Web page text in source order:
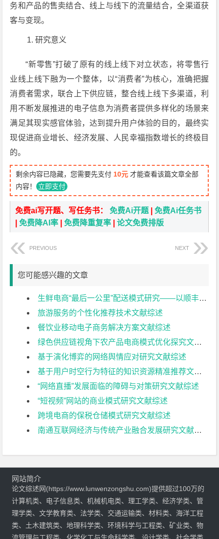
务和产品的售卖结合、线上与线下的流量结合，全渠道获
客与变现。
研究意义
“新零售”打破了原有的线上线下对立状态，将零售行
业线上线下融为一个整体，以“消费者”为核心，准确把握
消费者需求，联合上下供应链，整合线上线下多渠道，利
用不断发展推进的电子信息为消费者提供多样化的场景来
满足其现实感官体验，达到提升用户体验的目的，最终实
现促进商业增长、经济发展、人民幸福指数增长的终极目
的。
剩余内容已隐藏，您需要先支付 10元 才能查看该篇文章全部
内容！ 立即支付
免费ai写开题、写任务书：免费Ai开题 |免费Ai任务书
|免费降AI率 |免费降重复率 |论文免费排版
PREVIOUS NEXT
您可能感兴趣的文章
生鲜电商“最后一公里”配送模式研究——以顺丰优选为例文献综述
旅游服务的个性化推荐技术文献综述
餐饮业移动电子商务解决方案文献综述
绿色供应链视角下农产品电商模式优化探究文献综述
基于演化博弈的网络舆情应对研究文献综述
基于用户时空行为特征的知识资源精准推荐文献综述
“网络直播”发展面临的障碍与对策研究文献综述
“短视频”网站的商业模式研究文献综述
跨境电商的保税仓储模式研究文献综述
南通互联网经济与传统产业融合发展研究文献综述
网站简介
论文综述网(https://www.lunwenzongshu.com)提供超过100万的
计算机类、电子信息类、机械机电类、理工学类、经济学类、管
理学类、文学教育类、法学类、交通运输类、材料类、海洋工程
类、土木建筑类、地理科学类、环境科学与工程类、矿业类、物